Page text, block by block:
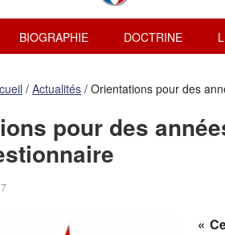
BIOGRAPHIE DOCTRINE
/ Actualités / Orientations pour des
pour des
«